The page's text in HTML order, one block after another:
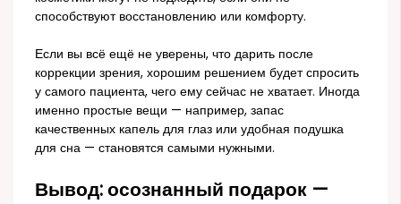
способствуют восстановлению или комфорту.
Если вы всё ещё не уверены, что дарить после
коррекции зрения, хорошим решением будет спросить
у самого пациента, чего ему сейчас не хватает. Иногда
именно простые вещи — например, запас
качественных капель для глаз или удобная подушка
для сна — становятся самыми нужными.
Вывод: осознанный подарок —